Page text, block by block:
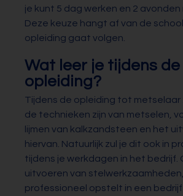
je kunt 5 dag werken en 2 avonden
Deze keuze hangt af van de
opleiding gaat volgen.
Wat leer je tijdens de
opleiding?
Tijdens de opleiding tot metselaar
de technieken zijn van metselen,
lijmen van kalkzandsteen en het
hiervan. Natuurlijk zul je dit ook in
tijdens je werkdagen in het bedrijf.
uitvoeren van
professioneel opstelt in een